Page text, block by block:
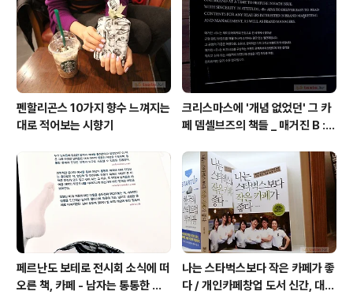
마사지 - 30분 120바트, 1시간 220바트 발 마사지 - 30
분 120바트, 1시간 220바트 등어깨 마사지 - 30분 150
바트,..
펜할리곤스 10가지 향수 느껴지는
대로 적어보는 시향기
크리스마스에 '개념 없었던' 그 카
페 뎀셀브즈의 책들 _ 매거진 B :
커피
페르난도 보테로 전시회 소식에 떠
오른 책, 카페 - 남자는 통통한 여
나는 스타벅스보다 작은 카페가 좋
다 / 개인카페창업 도서 신간, 대전